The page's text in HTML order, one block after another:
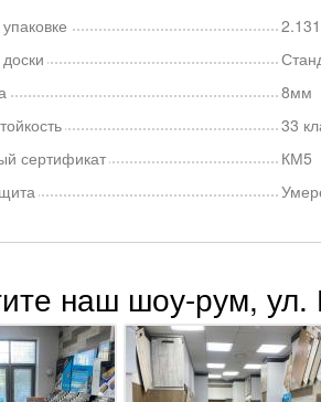
8мм
33
сертификат
КМ5
наш шоу-рум, ул.